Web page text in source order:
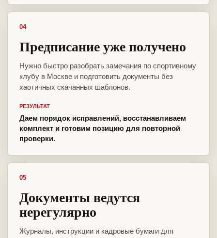
04
Предписание уже получено
Нужно быстро разобрать замечания по спортивному
клубу в Москве и подготовить документы без
хаотичных скачанных шаблонов.
РЕЗУЛЬТАТ
Даем порядок исправлений, восстанавливаем
комплект и готовим позицию для повторной
проверки.
05
Документы ведутся
нерегулярно
Журналы, инструкции и кадровые бумаги для